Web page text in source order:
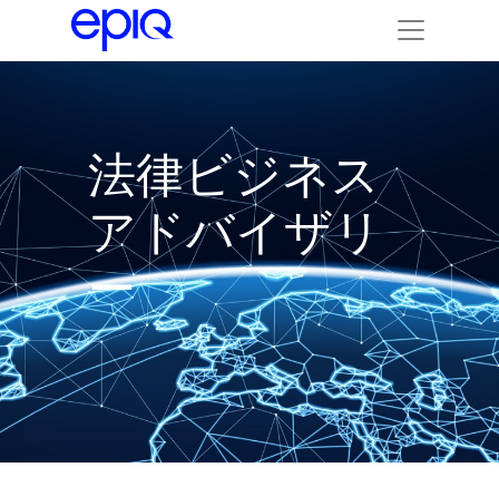
法律ビジネス
アドバイザリ
ー